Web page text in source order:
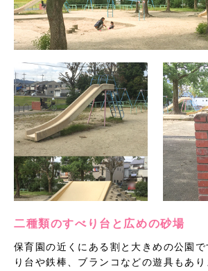
二種類のすべり台と広めの砂場
保育園の近くにある割と大きめの公園
り台や鉄棒、ブランコなどの遊具もあ